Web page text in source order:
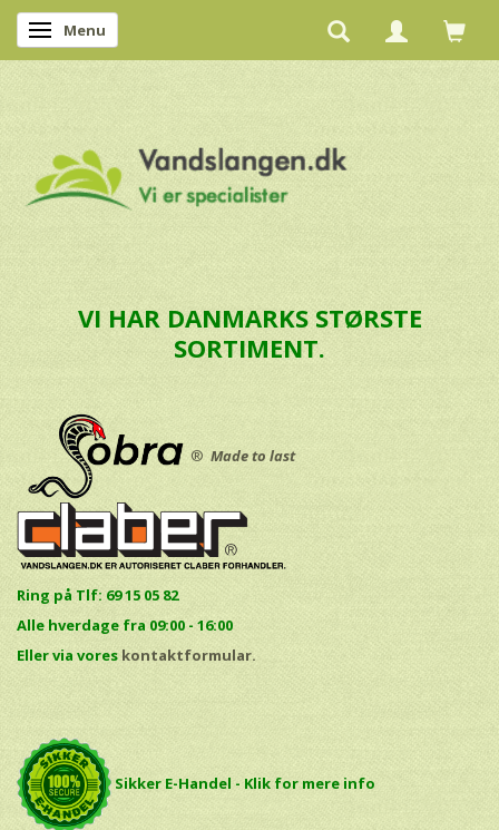
Skifte navigation
Menu
VI HAR DANMARKS STØRSTE
SORTIMENT.
® Made to last
Ring på Tlf: 69 15 05 82
Alle hverdage fra 09:00 - 16:00
Eller via vores kontaktformular.
Sikker E-Handel - Klik for mere info